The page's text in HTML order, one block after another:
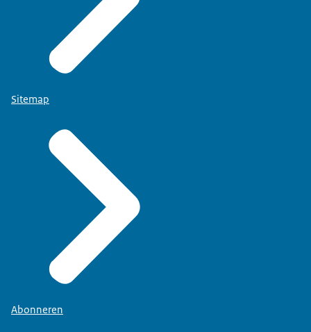
Sitemap
Abonneren